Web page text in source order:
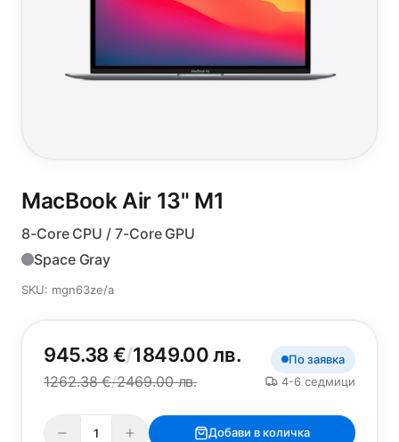
MacBook Air 13" M1
8-Core CPU / 7-Core GPU
Space Gray
SKU: mgn63ze/a
945.38 €/1849.00 лв.
1262.38 €/2469.00 лв.
По заявка
4-6 седмици
Добави в количка